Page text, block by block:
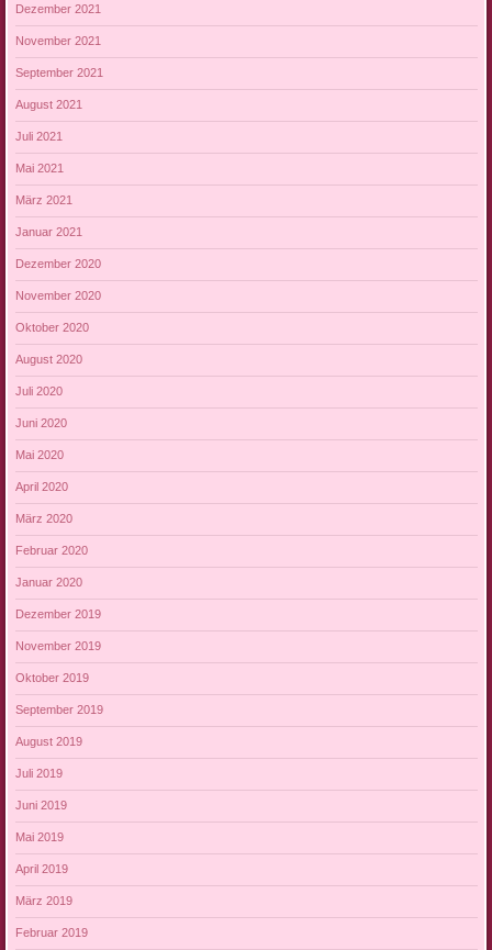
Dezember 2021
November 2021
September 2021
August 2021
Juli 2021
Mai 2021
März 2021
Januar 2021
Dezember 2020
November 2020
Oktober 2020
August 2020
Juli 2020
Juni 2020
Mai 2020
April 2020
März 2020
Februar 2020
Januar 2020
Dezember 2019
November 2019
Oktober 2019
September 2019
August 2019
Juli 2019
Juni 2019
Mai 2019
April 2019
März 2019
Februar 2019